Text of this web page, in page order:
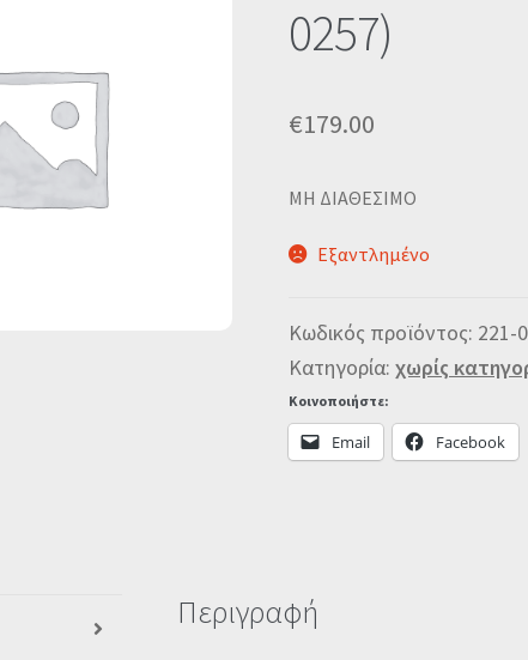
0257)
€179.00
MΗ ΔΙΑΘΕΣΙΜΟ
Εξαντλημένο
Κωδικός προϊόντος: 221-
Κατηγορία: χωρίς
Κοινοποιήστε:
Email Facebook
Περιγραφή